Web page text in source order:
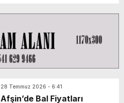
28 Temmuz 2026 - 6:41
Afşin’de Bal Fiyatları